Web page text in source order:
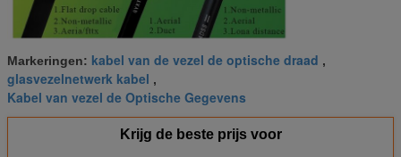
Markeringen: kabel van de vezel de optische draad ,
glasvezelnetwerk kabel ,
Kabel van vezel de Optische Gegevens
Krijg de beste prijs voor